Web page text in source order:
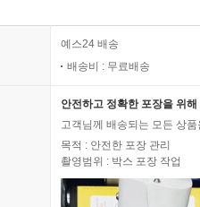
예스24 배송
배송비 : 무료배송
안전하고 정확한 포장을 위
고객님께 배송되는 모든 상
목적 : 안전한 포장 관리
촬영범위 : 박스 포장 작업